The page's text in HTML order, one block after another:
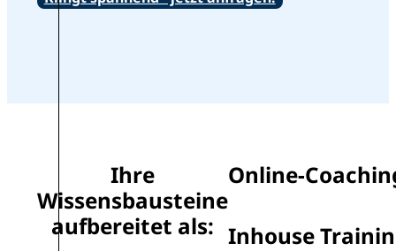
Ihre
Wissensbausteine
aufbereitet als:
Online-
Inhouse